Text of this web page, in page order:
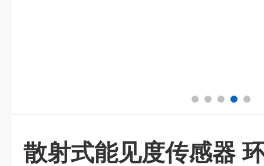
散射式能见度传感器